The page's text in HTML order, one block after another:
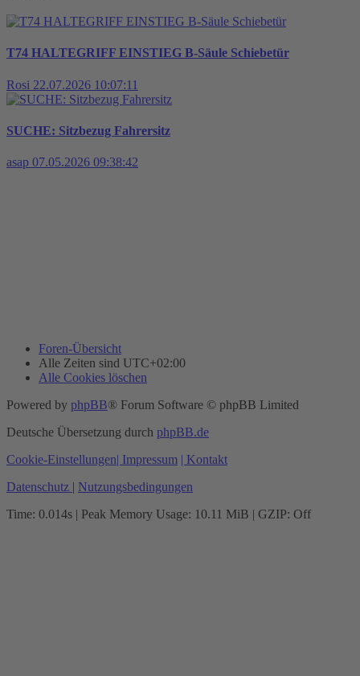
T74 HALTEGRIFF EINSTIEG B-Säule Schiebetür
Rosi 22.07.2026 10:07:11
SUCHE: Sitzbezug Fahrersitz
asap 07.05.2026 09:38:42
Foren-Übersicht
Alle Zeiten sind UTC+02:00
Alle Cookies löschen
Powered by phpBB® Forum Software © phpBB Limited
Deutsche Übersetzung durch phpBB.de
Cookie-Einstellungen| Impressum | Kontakt
Datenschutz | Nutzungsbedingungen
Time: 0.014s | Peak Memory Usage: 10.11 MiB | GZIP: Off